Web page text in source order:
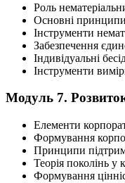
Роль
Основні принципи
Інструменти
Забезпечення
Індивідуальні
Інструменти
Модуль 7.
Елементи
Формування
Принципи
Теорія поколінь у
Формування